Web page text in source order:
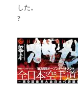
した。
?